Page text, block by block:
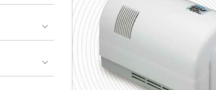
熱ウェア・ヒートウェア 刺繍・
ク ランキング
ネーム刺繍・プ
GUSH FORCE
ハイパーV
エアークラフト